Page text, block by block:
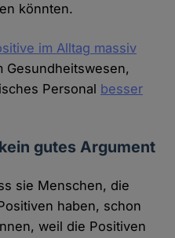
könnten.
im Alltag massiv
Gesundheitswesen,
Personal besser
gutes Argument
sie Menschen, die
haben, schon
weil die Positiven